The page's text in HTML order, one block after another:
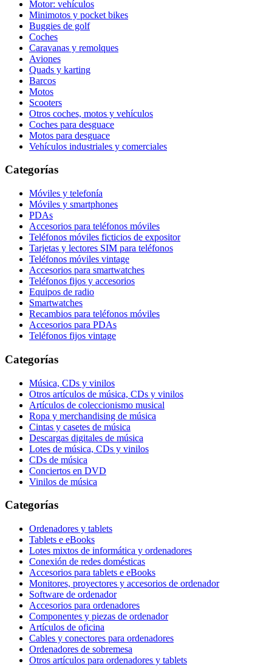
Motor: vehículos
Minimotos y pocket bikes
Buggies de golf
Coches
Caravanas y remolques
Aviones
Quads y karting
Barcos
Motos
Scooters
Otros coches, motos y vehículos
Coches para desguace
Motos para desguace
Vehículos industriales y comerciales
Categorías
Móviles y telefonía
Móviles y smartphones
PDAs
Accesorios para teléfonos móviles
Teléfonos móviles ficticios de expositor
Tarjetas y lectores SIM para teléfonos
Teléfonos móviles vintage
Accesorios para smartwatches
Teléfonos fijos y accesorios
Equipos de radio
Smartwatches
Recambios para teléfonos móviles
Accesorios para PDAs
Teléfonos fijos vintage
Categorías
Música, CDs y vinilos
Otros artículos de música, CDs y vinilos
Artículos de coleccionismo musical
Ropa y merchandising de música
Cintas y casetes de música
Descargas digitales de música
Lotes de música, CDs y vinilos
CDs de música
Conciertos en DVD
Vinilos de música
Categorías
Ordenadores y tablets
Tablets e eBooks
Lotes mixtos de informática y ordenadores
Conexión de redes domésticas
Accesorios para tablets e eBooks
Monitores, proyectores y accesorios de ordenador
Software de ordenador
Accesorios para ordenadores
Componentes y piezas de ordenador
Artículos de oficina
Cables y conectores para ordenadores
Ordenadores de sobremesa
Otros artículos para ordenadores y tablets